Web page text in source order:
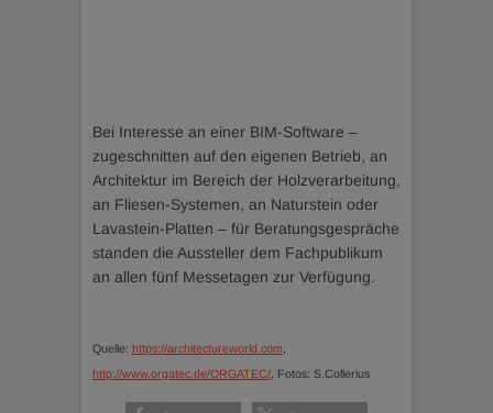
Bei Interesse an einer BIM-Software –
zugeschnitten auf den eigenen Betrieb, an
Architektur im Bereich der Holzverarbeitung,
an Fliesen-Systemen, an Naturstein oder
Lavastein-Platten – für Beratungsgespräche
standen die Aussteller dem Fachpublikum
an allen fünf Messetagen zur Verfügung.
Quelle: https://architectureworld.com
http://www.orgatec.de/ORGATEC/ Fotos: S.Collerius